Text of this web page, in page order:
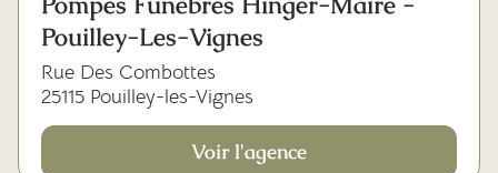
Pouilley-Les-Vignes
Rue Des Combottes
25115 Pouilley-les-Vignes
Voir l'agence